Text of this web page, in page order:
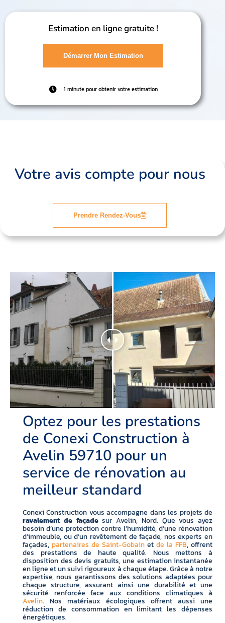
Estimation en ligne gratuite !
Démarrer Mon Estimation
1 minute pour obtenir votre estimation
Votre avis compte pour nous
Prendre Rendez-Vous
Optez pour les prestations
de Conexi Construction à
Avelin 59710 pour un
service de rénovation au
meilleur standard
Conexi Construction vous accompagne dans les projets de
ravalement de façadesur Avelin, Nord. Que vous ayez
besoin d’une protection contre l’humidité, d’une rénovation
d’immeuble, ou d’un revêtement de façade, nos experts en
façades, partenaires de Saint-Gobain et de la FFB, offrent
des prestations de haute qualité. Nous mettons à
disposition des devis gratuits, une estimation instantanée
en ligne et un suivi rigoureux à chaque étape. Grâce à notre
expertise, nous garantissons des solutions adaptées pour
chaque structure, assurant ainsi une durabilité et une
sécurité renforcée face aux conditions climatiques à
Avelin. Nos matériaux écologiques offrent aussi une
réduction de consommation en limitant les dépenses
énergétiques.